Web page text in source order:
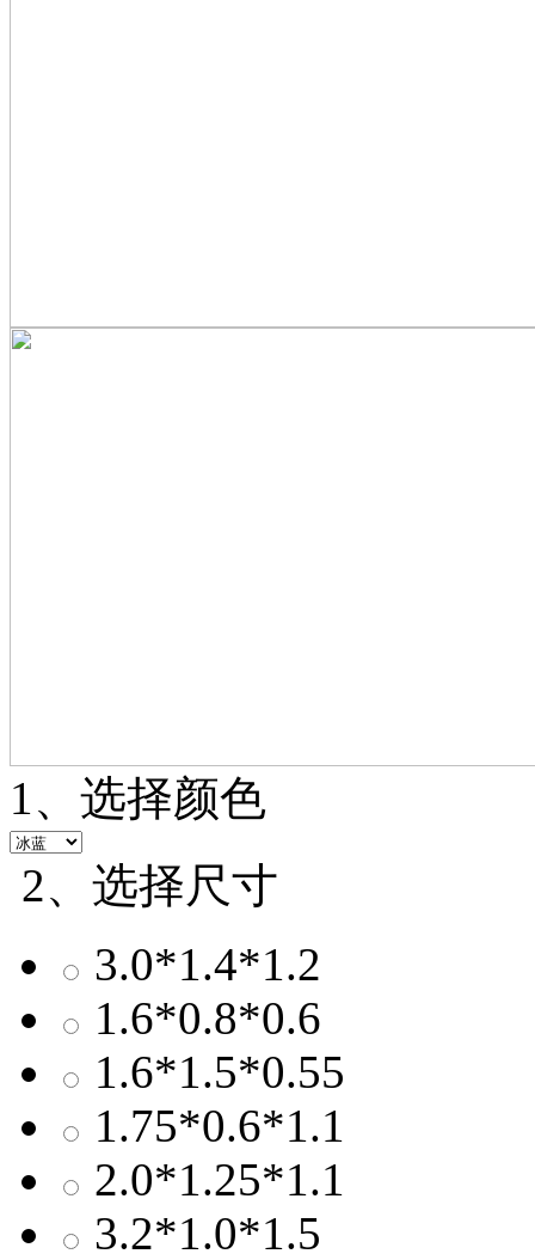
1、选择颜色
2、选择尺寸
3.0*1.4*1.2
1.6*0.8*0.6
1.6*1.5*0.55
1.75*0.6*1.1
2.0*1.25*1.1
3.2*1.0*1.5